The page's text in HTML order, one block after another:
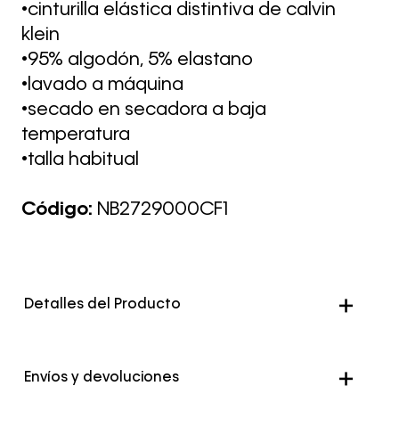
•cinturilla elástica distintiva de calvin
klein
•95% algodón, 5% elastano
•lavado a máquina
•secado en secadora a baja
temperatura
•talla habitual
Código: NB2729000CF1
Detalles del Producto
Genero Hombre
Envíos y devoluciones